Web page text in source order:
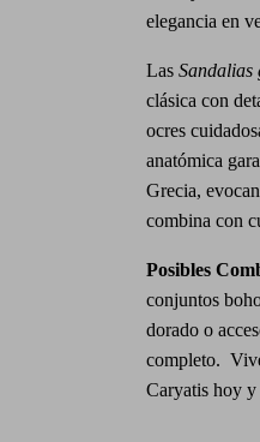
elegancia en
Las Sandalias
clásica con
ocres
anatómica
Grecia,
combina con
Posibles
conjuntos
dorado o
completo.
Caryatis hoy